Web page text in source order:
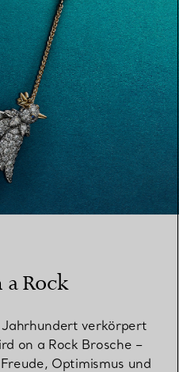
Rock
verkörpert
on a Rock Brosche –
Optimismus und